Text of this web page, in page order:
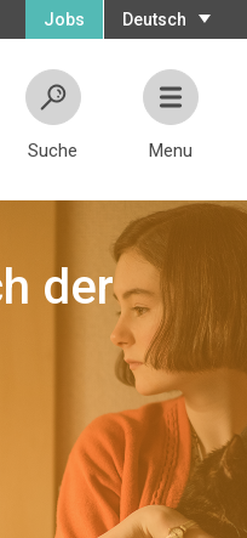
Deutsch
Jobs
Suche Menu
der